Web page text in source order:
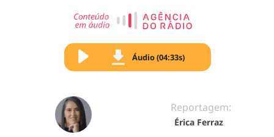
Áudio (04:33s)
Reportagem:
Érica Ferraz